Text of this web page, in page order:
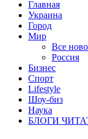
Главная
Украина
Город
Мир
Все
Россия
Бизнес
Спорт
Lifestyle
Шоу-биз
Наука
БЛОГИ